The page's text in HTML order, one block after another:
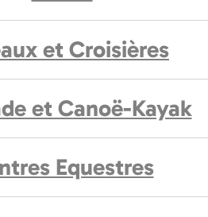
et Croisières
et Canoë-Kayak
Equestres